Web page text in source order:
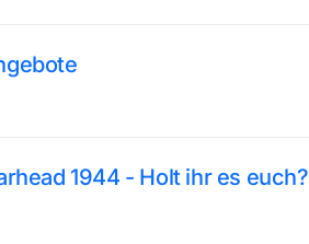
1944 - Holt ihr es euch?